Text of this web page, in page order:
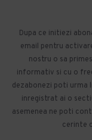
Dupa ce initiezi
email pentru
nostru o sa
informativ si cu o
dezabonezi poti urma
inregistrat ai o
asemenea ne poti
cerinte